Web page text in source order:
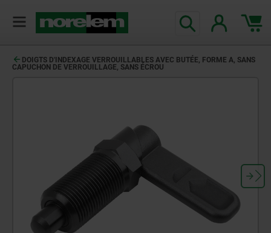
DOIGTS D'INDEXAGE VERROUILLABLES AVEC BUTÉE, FORME A, SANS
CAPUCHON DE VERROUILLAGE, SANS ÉCROU